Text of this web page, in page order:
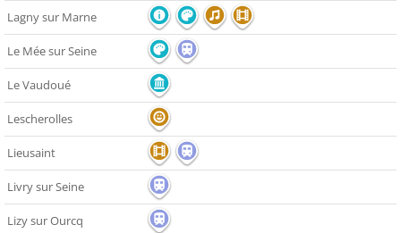
Lagny sur Marne
Le Mée sur Seine
Le Vaudoué
Lescherolles
Lieusaint
Livry sur Seine
Lizy sur Ourcq